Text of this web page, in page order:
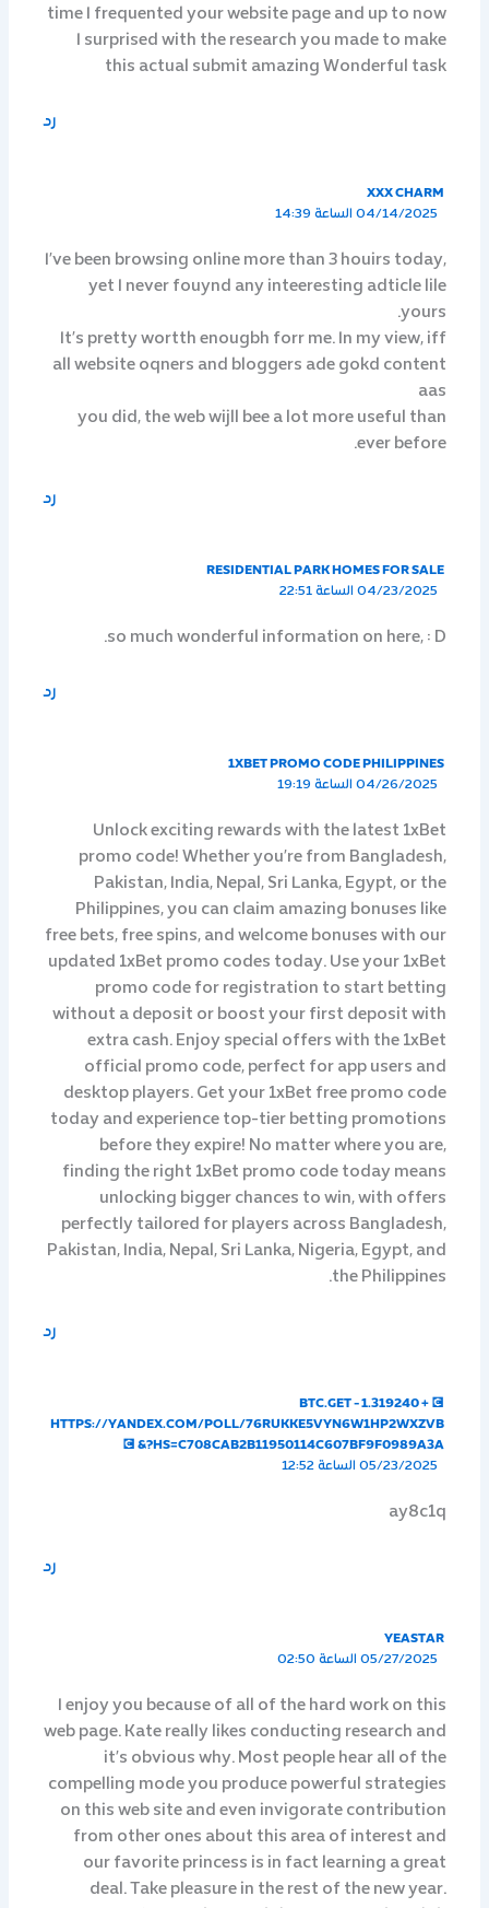
time I frequented your website page and up to now
I surprised with the research you made to make
this actual submit amazing Wonderful task
رد
XXX CHARM
04/14/2025 الساعة 14:39
I’ve been browsing online more than 3 houirs today,
yet I never fouynd any inteeresting adticle lile
yours.
It’s pretty wortth enougbh forr me. In my view, iff
all website oqners and bloggers ade gokd content
aas
you did, the web wijll bee a lot more useful than
ever before.
رد
RESIDENTIAL PARK HOMES FOR SALE
04/23/2025 الساعة 22:51
so much wonderful information on here, : D.
رد
1XBET PROMO CODE PHILIPPINES
04/26/2025 الساعة 19:19
Unlock exciting rewards with the latest 1xBet
promo code! Whether you’re from Bangladesh,
Pakistan, India, Nepal, Sri Lanka, Egypt, or the
Philippines, you can claim amazing bonuses like
free bets, free spins, and welcome bonuses with our
updated 1xBet promo codes today. Use your 1xBet
promo code for registration to start betting
without a deposit or boost your first deposit with
extra cash. Enjoy special offers with the 1xBet
official promo code, perfect for app users and
desktop players. Get your 1xBet free promo code
today and experience top-tier betting promotions
before they expire! No matter where you are,
finding the right 1xBet promo code today means
unlocking bigger chances to win, with offers
perfectly tailored for players across Bangladesh,
Pakistan, India, Nepal, Sri Lanka, Nigeria, Egypt, and
the Philippines.
رد
💽 + 1.319240 BTC.GET -
HTTPS://YANDEX.COM/POLL/76RUKKE5VYN6W1HP2WXZVB
?HS=C708CAB2B11950114C607BF9F0989A3A& 💽
05/23/2025 الساعة 12:52
ay8c1q
رد
YEASTAR
05/27/2025 الساعة 02:50
I enjoy you because of all of the hard work on this
web page. Kate really likes conducting research and
it’s obvious why. Most people hear all of the
compelling mode you produce powerful strategies
on this web site and even invigorate contribution
from other ones about this area of interest and
our favorite princess is in fact learning a great
deal. Take pleasure in the rest of the new year.